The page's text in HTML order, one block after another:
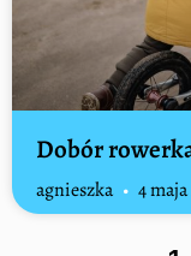
Dobór
agnieszka 4